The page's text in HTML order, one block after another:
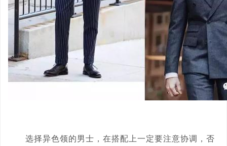
选择异色领的男士，在搭配上一定要注意协调，否